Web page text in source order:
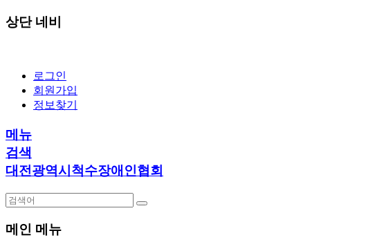
상단 네비
로그인
회원가입
정보찾기
메뉴
검색
대전광역시척수장애인협회
메인 메뉴